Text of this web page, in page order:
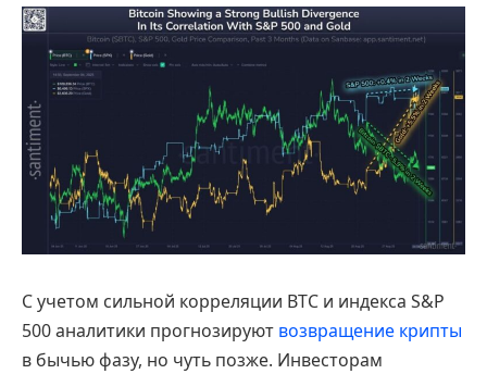
С учетом сильной корреляции BTC и индекса S&P
500 аналитики прогнозируют возвращение крипты
в бычью фазу, но чуть позже. Инвесторам